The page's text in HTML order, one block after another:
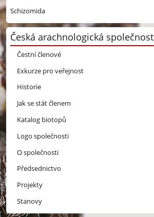
Schizomida
Česká arachnologická společnost
Čestní členové
Exkurze pro veřejnost
Historie
Jak se stát členem
Katalog biotopů
Logo společnosti
O společnosti
Předsednictvo
Projekty
Stanovy